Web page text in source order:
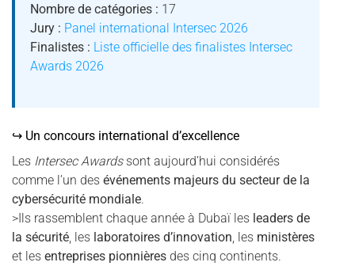
Nombre de catégories : 17
Jury : Panel international Intersec 2026
Finalistes : Liste officielle des finalistes Intersec
Awards 2026
↪ Un concours international d’excellence
Les Intersec Awardssont aujourd’hui considérés
comme l’un des événements majeurs du secteur de la
cybersécurité mondiale.
>Ils rassemblent chaque année à Dubaï les leaders de
la sécurité, les laboratoires d’innovation, les ministères
et les entreprises pionnières des cinq continents.